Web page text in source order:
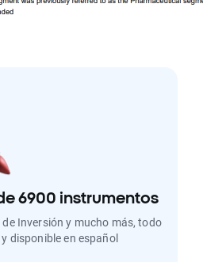
6900 instrumentos
de Inversión y mucho más, todo
disponible en español